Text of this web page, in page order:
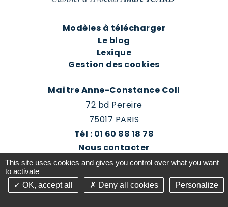
Modèles à télécharger
Le blog
Lexique
Gestion des cookies
Maître Anne-Constance Coll
72 bd Pereire
75017 PARIS
Tél : 01 60 88 18 78
Nous contacter
Prendre rendez-vous
This site uses cookies and gives you control over what you want
to activate
OK, accept all
Deny all cookies Personalize